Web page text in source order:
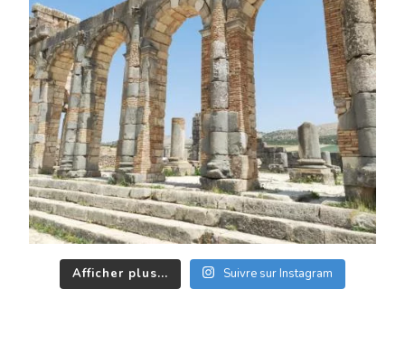
Afficher plus... Suivre sur Instagram